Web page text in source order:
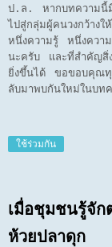
ป.ล. หากบทความนี้
ไปสู่กลุ่มผู้คนวงกว้าง
หนึ่งความรู้ หนึ่งควา
นะครับ และที่สำคัญสิ่
ยิ่งขึ้นได้ ขอขอบคุณ
ลับมาพบกันใหม่ในบท
ใช้ร่วมกัน
เมื่อชุมชนรู้จัก
ห้วยปลาดุก